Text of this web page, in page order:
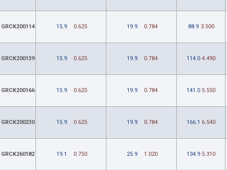
GRCK200114 15.9 0.625 19.9 0.784 88.9 3.500
GRCK200139 15.9 0.625 19.9 0.784 114.0 4.490
GRCK200166 15.9 0.625 19.9 0.784 141.0 5.550
GRCK200230 15.9 0.625 19.9 0.784 166.1 6.540
GRCK260182 19.1 0.750 25.9 1.020 134.9 5.310